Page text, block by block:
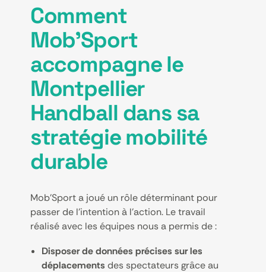
Comment
Mob’Sport
accompagne le
Montpellier
Handball dans sa
stratégie mobilité
durable
Mob’Sport a joué un rôle déterminant pour
passer de l’intention à l’action. Le travail
réalisé avec les équipes nous a permis de :
Disposer de données précises sur les
déplacements des spectateurs grâce au